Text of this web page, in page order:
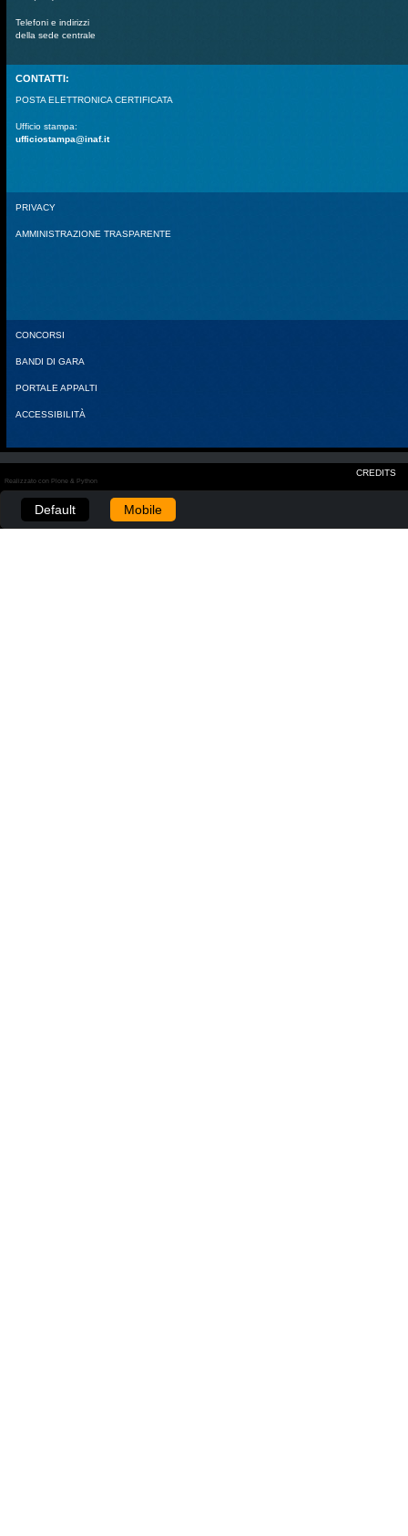
Telefoni e indirizzi
della sede centrale
CONTATTI:
POSTA ELETTRONICA CERTIFICATA
Ufficio stampa:
ufficiostampa@inaf.it
PRIVACY
AMMINISTRAZIONE TRASPARENTE
CONCORSI
BANDI DI GARA
PORTALE APPALTI
ACCESSIBILITÀ
CREDITS
Realizzato con Plone & Python
Default Mobile